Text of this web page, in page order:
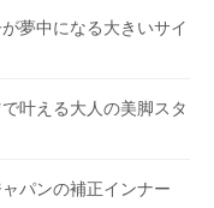
夢中になる大きいサイ
叶える大人の美脚スタ
パンの補正インナー